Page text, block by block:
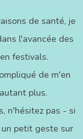
de santé, je
l'avancée des
festivals.
de m'en
plus.
n'hésitez pas - si
petit geste sur